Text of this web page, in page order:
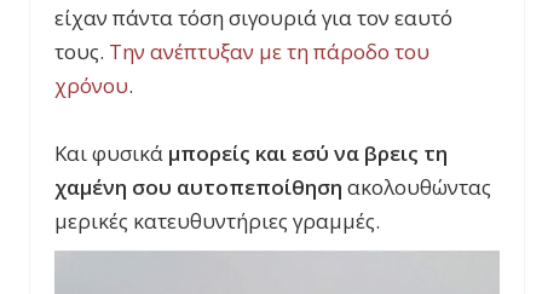
είχαν πάντα τόση σιγουριά για τον εαυτό
τους. Την ανέπτυξαν με τη πάροδο του
χρόνου.
Και φυσικά μπορείς και εσύ να βρεις τη
χαμένη σου αυτοπεποίθηση ακολουθώντας
μερικές κατευθυντήριες γραμμές.